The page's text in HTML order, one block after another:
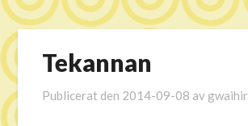
Tekannan
Publicerat den 2014-09-08 av gwaihir